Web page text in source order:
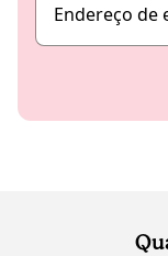
Endereço de